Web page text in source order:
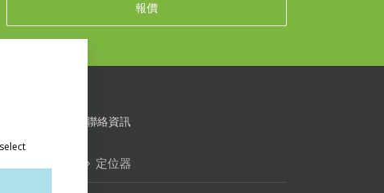
報價
聯絡資訊
定位器